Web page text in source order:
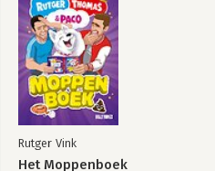
Rutger Vink
Het Moppenboek